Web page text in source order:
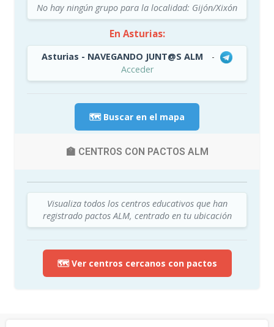
No hay ningún grupo para la localidad: Gijón/Xixón
En Asturias:
Asturias - NAVEGANDO JUNT@S ALM
-
Acceder
🗺️ Buscar en el mapa
🏫 CENTROS CON PACTOS ALM
Visualiza todos los centros educativos que han
registrado pactos ALM, centrado en tu ubicación
🗺️ Ver centros cercanos con pactos